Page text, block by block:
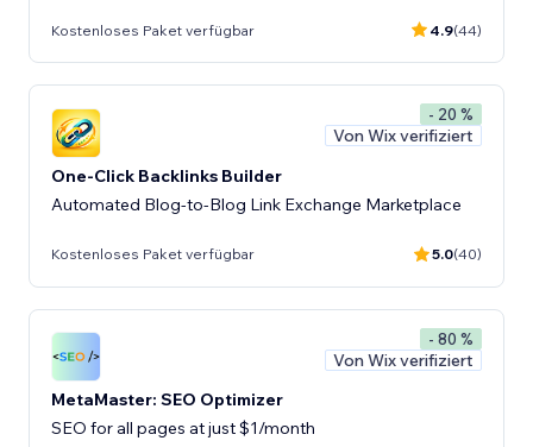
Kostenloses Paket verfügbar 4.9(44)
- 20 %
Von Wix verifiziert
One-Click Backlinks Builder
Automated Blog-to-Blog Link Exchange Marketplace
Kostenloses Paket verfügbar 5.0(40)
- 80 %
Von Wix verifiziert
MetaMaster: SEO Optimizer
SEO for all pages at just $1/month